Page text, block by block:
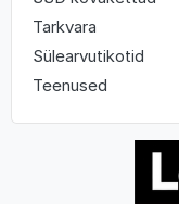
Tarkvara
Sülearvutikotid
Teenused